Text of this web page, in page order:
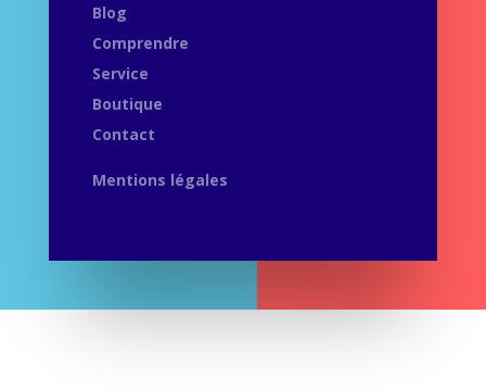
Blog
Comprendre
Service
Boutique
Contact
Mentions légales